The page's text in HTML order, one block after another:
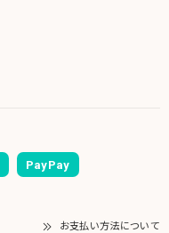
PayPay
お支払い方法について